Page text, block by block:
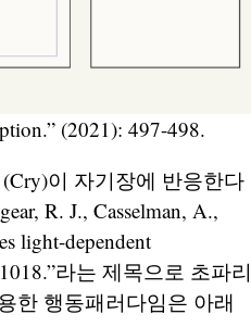
(2021): 497-498.
이 자기장에 반응한다
R. J., Casselman, A.,
light-dependent
라는 제목으로 초파리
한 행동패러다임은 아래